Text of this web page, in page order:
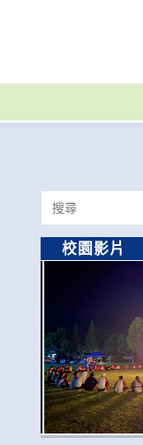
內
Search
for:
校園影片